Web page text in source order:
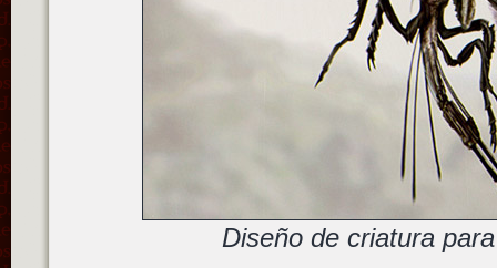
Diseño de criatura